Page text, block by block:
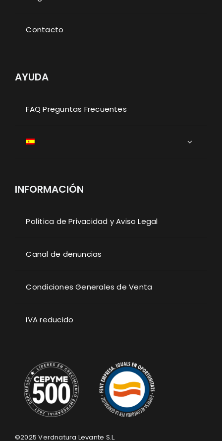
Contacto
AYUDA
FAQ Preguntas Frecuentes
INFORMACIÓN
Política de Privacidad y Aviso Legal
Canal de denuncias
Condiciones Generales de Venta
IVA reducido
©2025Verdnatura Levante S.L.